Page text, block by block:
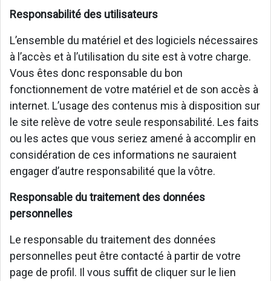
Responsabilité des utilisateurs
L’ensemble du matériel et des logiciels nécessaires
à l’accès et à l’utilisation du site est à votre charge.
Vous êtes donc responsable du bon
fonctionnement de votre matériel et de son accès à
internet. L’usage des contenus mis à disposition sur
le site relève de votre seule responsabilité. Les faits
ou les actes que vous seriez amené à accomplir en
considération de ces informations ne sauraient
engager d’autre responsabilité que la vôtre.
Responsable du traitement des données
personnelles
Le responsable du traitement des données
personnelles peut être contacté à partir de votre
page de profil. Il vous suffit de cliquer sur le lien